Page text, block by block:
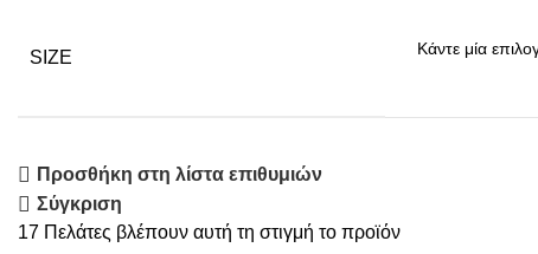
Ηλεκτρόδια
Συρματόβουρτσες
Τροχοί Κοπής
SIZE
Προσθήκη στη λίστα επιθυμιών
Σύγκριση
17 Πελάτες βλέπουν αυτή τη στιγμή το προϊόν